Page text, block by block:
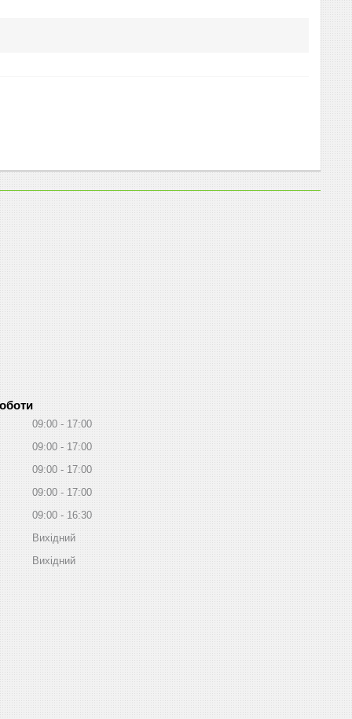
09:00
17:00
09:00
17:00
09:00
17:00
09:00
17:00
09:00
16:30
Вихідний
Вихідний